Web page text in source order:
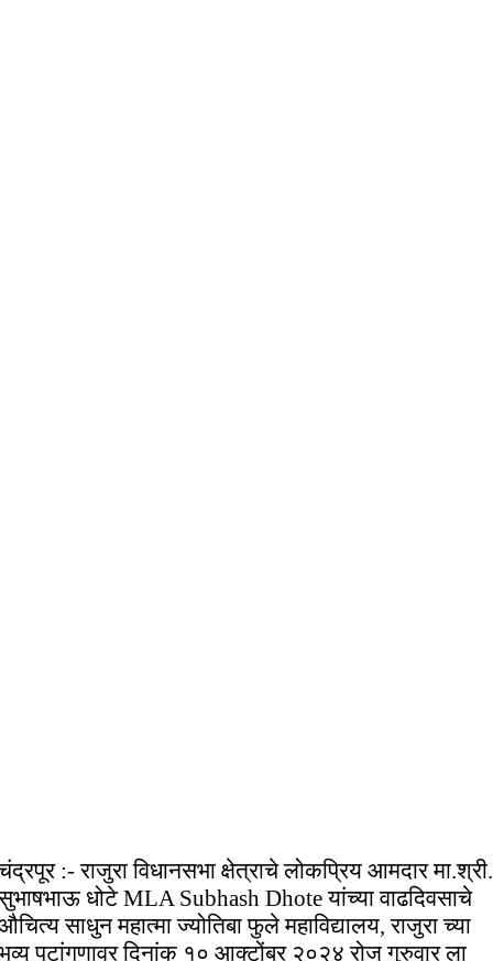
:- राजुरा विधानसभा क्षेत्राचे लोकप्रिय आमदार मा.श्री.
धोटे MLA Subhash Dhote यांच्या वाढदिवसाचे
साधुन महात्मा ज्योतिबा फुले महाविद्यालय, राजुरा च्या
पटांगणावर दिनांक १० आक्टोंबर २०२४ रोज गुरुवार ला